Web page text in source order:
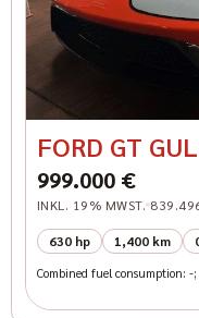
FORD GT
carbon rims
999.000 €
INKL. 19% MWST.
630 hp 1,400 km
Combined fuel consumption: -;